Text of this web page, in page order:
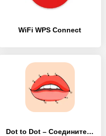
WiFi WPS Connect
Dot to Dot – Соедините точки